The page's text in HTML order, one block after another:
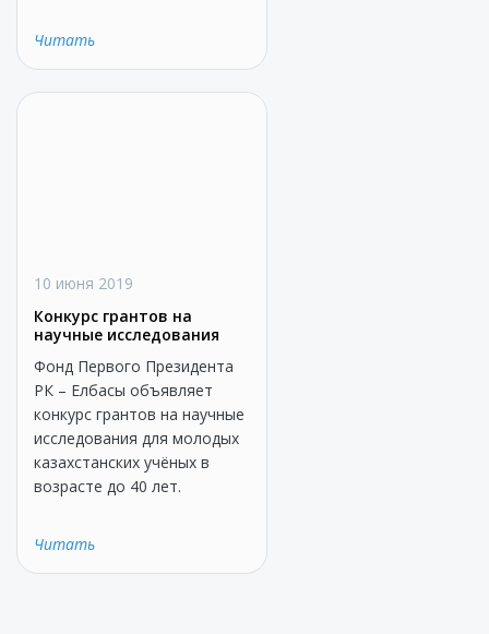
Читать
10 июня 2019
Конкурс грантов на
научные исследования
Фонд Первого Президента
РК – Елбасы объявляет
конкурс грантов на научные
исследования для молодых
казахстанских учёных в
возрасте до 40 лет.
Читать